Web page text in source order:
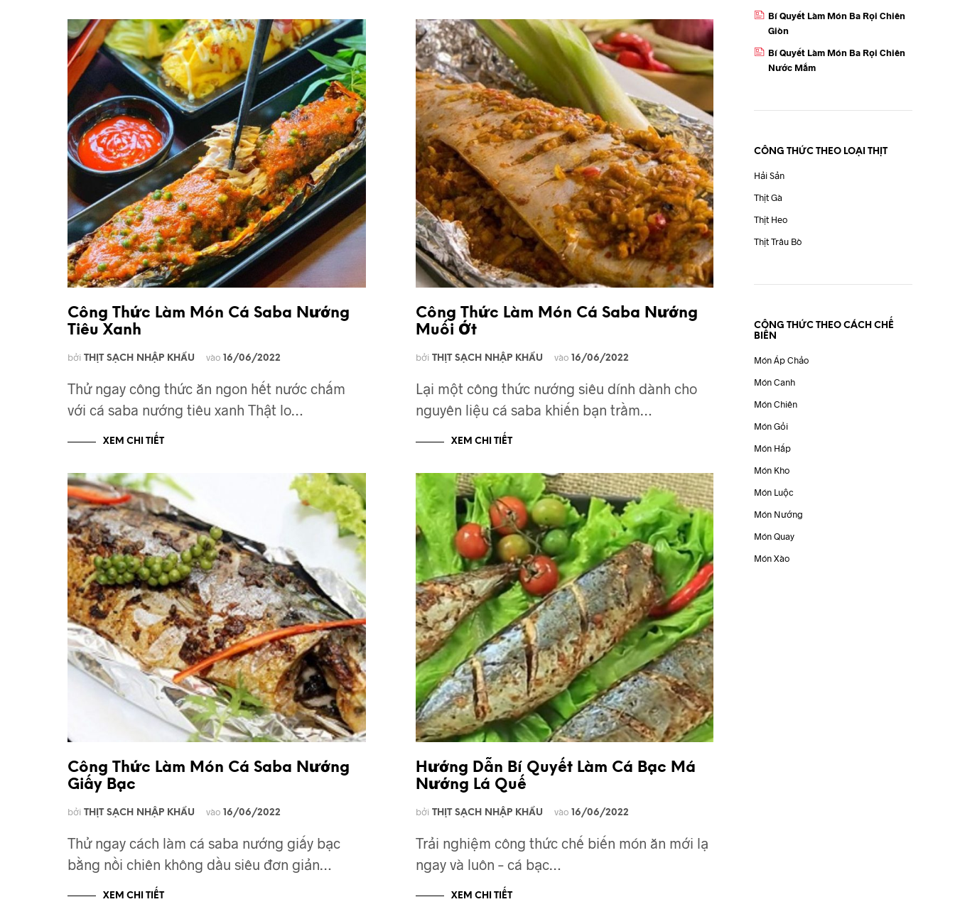
Công Thức Làm Món Cá Saba Nướng
Tiêu Xanh
bởi THỊT SẠCH NHẬP KHẨU vào 16/06/2022
Thử ngay công thức ăn ngon hết nước chấm
với cá saba nướng tiêu xanh Thật lo…
XEM CHI TIẾT
Công Thức Làm Món Cá Saba Nướng
Giấy Bạc
bởi THỊT SẠCH NHẬP KHẨU vào 16/06/2022
Thử ngay cách làm cá saba nướng giấy bạc
bằng nồi chiên không dầu siêu đơn giản…
XEM CHI TIẾT
Công Thức Làm Món Cá Saba Nướng
Muối Ớt
bởi THỊT SẠCH NHẬP KHẨU vào 16/06/2022
Lại một công thức nướng siêu dính dành cho
nguyên liệu cá saba khiến bạn trầm…
XEM CHI TIẾT
Hướng Dẫn Bí Quyết Làm Cá Bạc Má
Nướng Lá Quế
bởi THỊT SẠCH NHẬP KHẨU vào 16/06/2022
Trải nghiệm công thức chế biến món ăn mới lạ
ngay và luôn – cá bạc…
XEM CHI TIẾT
Bí Quyết Làm Món Ba Rọi Chiên
Giòn
Bí Quyết Làm Món Ba Rọi Chiên
Nước Mắm
CÔNG THỨC THEO LOẠI THỊT
Hải Sản
Thịt Gà
Thịt Heo
Thịt Trâu Bò
CÔNG THỨC THEO CÁCH CHẾ
BIẾN
Món Áp Chảo
Món Canh
Món Chiên
Món Gỏi
Món Hấp
Món Kho
Món Luộc
Món Nướng
Món Quay
Món Xào